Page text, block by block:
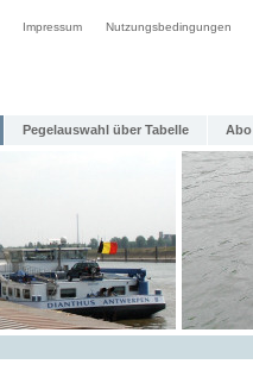
Impressum Nutzungsbedingungen
Pegelauswahl über Tabelle Abo